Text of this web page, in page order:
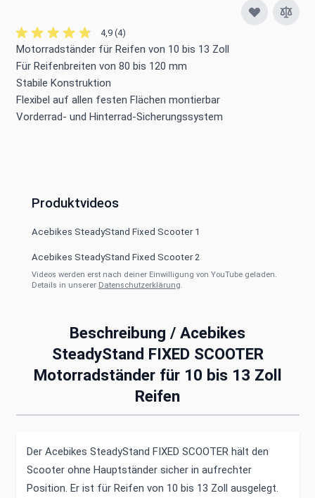
4,9 (4)
Motorradständer für Reifen von 10 bis 13 Zoll
Für Reifenbreiten von 80 bis 120 mm
Stabile Konstruktion
Flexibel auf allen festen Flächen montierbar
Vorderrad- und Hinterrad-Sicherungssystem
Produktvideos
Acebikes SteadyStand Fixed Scooter 1
Acebikes SteadyStand Fixed Scooter 2
Videos werden erst nach deiner Einwilligung von YouTube geladen.
Details in unserer Datenschutzerklärung.
Beschreibung / Acebikes
SteadyStand FIXED SCOOTER
Motorradständer für 10 bis 13 Zoll
Reifen
Der Acebikes SteadyStand FIXED SCOOTER hält den
Scooter ohne Hauptständer sicher in aufrechter
Position. Er ist für Reifen von 10 bis 13 Zoll ausgelegt.